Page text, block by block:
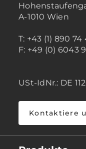
A-1010 Wien
T: +43 (1) 890 74
F: +49 (0) 6043
USt-IdNr.: DE
Kontaktiere